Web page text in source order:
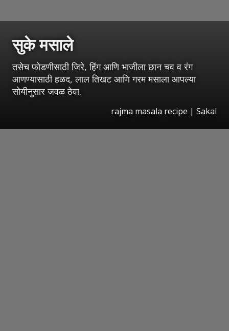
सुके मसाले
तसेच फोडणीसाठी जिरे, हिंग आणि भाजीला छान चव व रंग
आणण्यासाठी हळद, लाल तिखट आणि गरम मसाला आपल्या
सोयीनुसार जवळ ठेवा.
rajma masala recipe | Sakal